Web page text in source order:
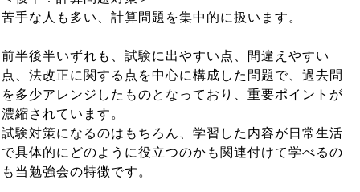
苦手な人も多い、計算問題を集中的に扱います。
前半後半いずれも、試験に出やすい点、間違えやすい
点、法改正に関する点を中心に構成した問題で、過去問
を多少アレンジしたものとなっており、重要ポイントが
濃縮されています。
試験対策になるのはもちろん、学習した内容が日常生活
で具体的にどのように役立つのかも関連付けて学べるの
も当勉強会の特徴です。